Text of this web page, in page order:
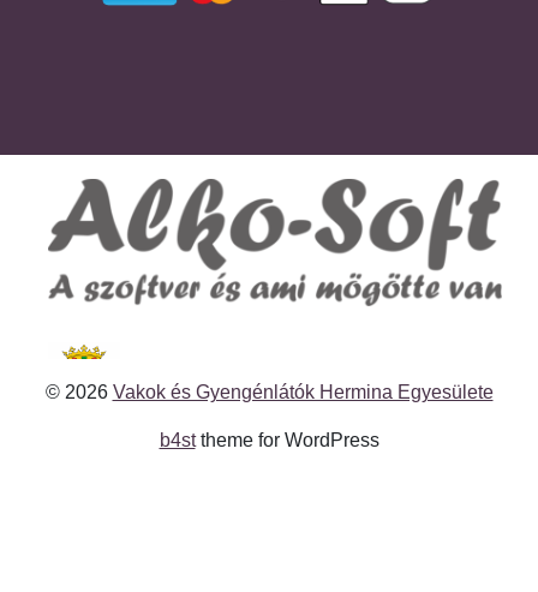
© 2026 Vakok és Gyengénlátók Hermina Egyesülete
b4sttheme for WordPress